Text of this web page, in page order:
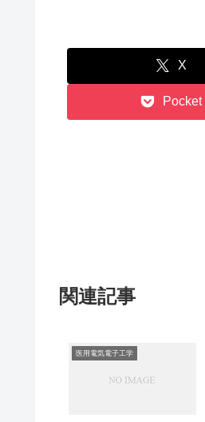
X
Pocket
関連記事
医用電気電子工学